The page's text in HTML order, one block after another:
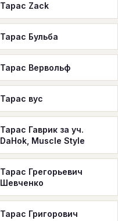
Тарас Zack
Тарас Бульба
Тарас Вервольф
Тарас вус
Тарас Гаврик за уч.
DaHok, Muscle Style
Тарас Грегорьевич
Шевченко
Тарас Григорович